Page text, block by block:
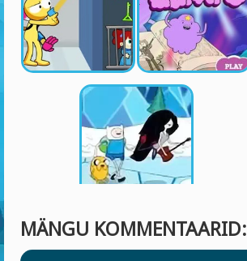
MÄNGU KOMMENTAARID: